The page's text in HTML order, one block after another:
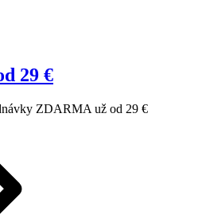
29 €
ZDARMA už od 29 €